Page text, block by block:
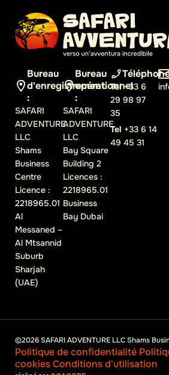
Bureau
d'enregistrement
:
SAFARI
ADVENTURE
LLC
Shams
Business
Centre
Licence :
2218965.01
Al
Messaned –
Al Mtsannid
Suburb
Sharjah
(UAE)
Bureau
opérationnel
:
SAFARI
ADVENTURE
LLC
Bay Square
Building 2
Licences :
2218965.01
Business
Bay Dubai
Tel+33 6
29 98 97
35
Tel +33 6 14
49 45 31
©2026 SAFARI ADVENTURE LLC Shams
Politique de confidentialité
cookiesConditions d'utilisation